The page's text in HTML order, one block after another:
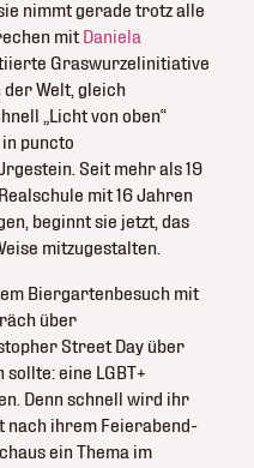
nimmt gerade trotz alle
mit Daniela
Graswurzelinitiative
der Welt, gleich
„Licht von oben“
puncto
Seit mehr als 19
mit 16 Jahren
beginnt sie jetzt, das
mitzugestalten.
Biergartenbesuch mit
über
Street Day über
eine LGBT+
Denn schnell wird ihr
nach ihrem Feierabend-
ein Thema im